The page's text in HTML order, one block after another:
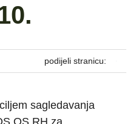
podijeli stranicu:
sagledavanja